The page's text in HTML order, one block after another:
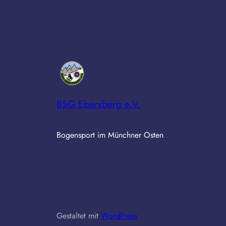
BSG Ebersberg e.V.
Bogensport im Münchner Osten
Gestaltet mit WordPress